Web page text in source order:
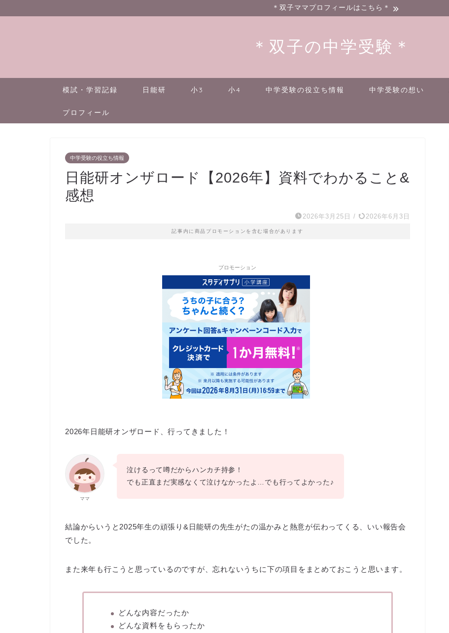
＊双子ママプロフィールはこちら＊
＊双子の中学受験＊
模試・学習記録 日能研 小3 小4 中学受験の役立ち情報 中学受験の想い
プロフィール
中学受験の役立ち情報
日能研オンザロード【2026年】資料でわかること&
感想
2026年3月25日 / 2026年6月3日
記事内に商品プロモーションを含む場合があります
プロモーション
2026年日能研オンザロード、行ってきました！
ママ
泣けるって噂だからハンカチ持参！
でも正直まだ実感なくて泣けなかったよ…でも行ってよかった♪
結論からいうと2025年生の頑張り&日能研の先生がたの温かみと熱意が伝わってくる、いい報告会
でした。
また来年も行こうと思っているのですが、忘れないうちに下の項目をまとめておこうと思います。
どんな内容だったか
どんな資料をもらったか